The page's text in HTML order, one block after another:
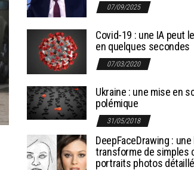
07/09/2025
Covid-19 : une IA peut
en quelques secondes
07/03/2020
Ukraine : une mise en
polémique
31/05/2018
DeepFaceDrawing : une
transforme de simples
portraits photos